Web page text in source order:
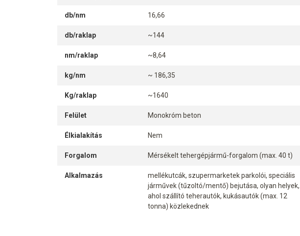
db/nm 16,66
db/raklap ~144
nm/raklap ~8,64
kg/nm ~ 186,35
Kg/raklap ~1640
Felület Monokróm beton
Élkialakítás Nem
Forgalom Mérsékelt tehergépjármű-forgalom (max. 40 t)
Alkalmazás
mellékutcák, szupermarketek parkolói, speciális
járművek (tűzoltó/mentő) bejutása, olyan helyek,
ahol szállító teherautók, kukásautók (max. 12
tonna) közlekednek